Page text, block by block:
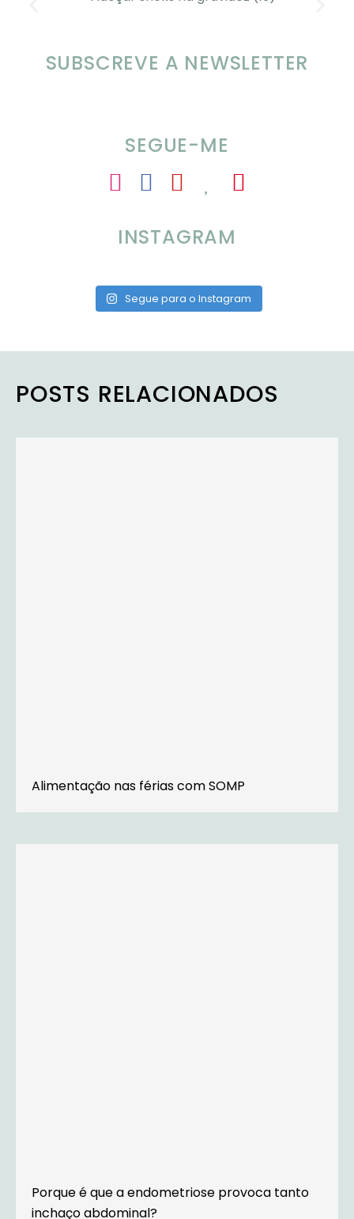
Alimentação nas férias com SOMP
SUBSCREVE A NEWSLETTER
SEGUE-ME
INSTAGRAM
Segue para o Instagram
POSTS RELACIONADOS
Alimentação nas férias com SOMP
Porque é que a endometriose provoca tanto
inchaço abdominal?